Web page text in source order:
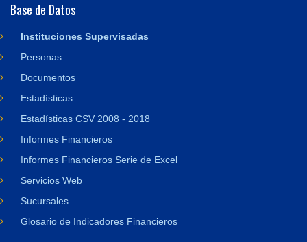
Base de Datos
Instituciones Supervisadas
Personas
Documentos
Estadísticas
Estadísticas CSV 2008 - 2018
Informes Financieros
Informes Financieros Serie de Excel
Servicios Web
Sucursales
Glosario de Indicadores Financieros